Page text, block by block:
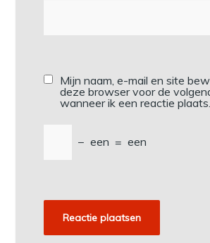
Mijn naam, e-mail en site
deze browser voor de
wanneer ik een reactie plaats.
− een = een